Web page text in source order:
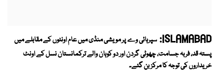
ISLAMABAD: سپرہائی وے پر مویشی منڈی میں عام اونٹوں کے مقابلے میں
پستہ قد، فربہ جسامت، چھوٹی گردن اور دو کوہان والے ترکمانستان نسل کے اونٹ
خریداروں کی توجہ کا مرکز بن گئے۔